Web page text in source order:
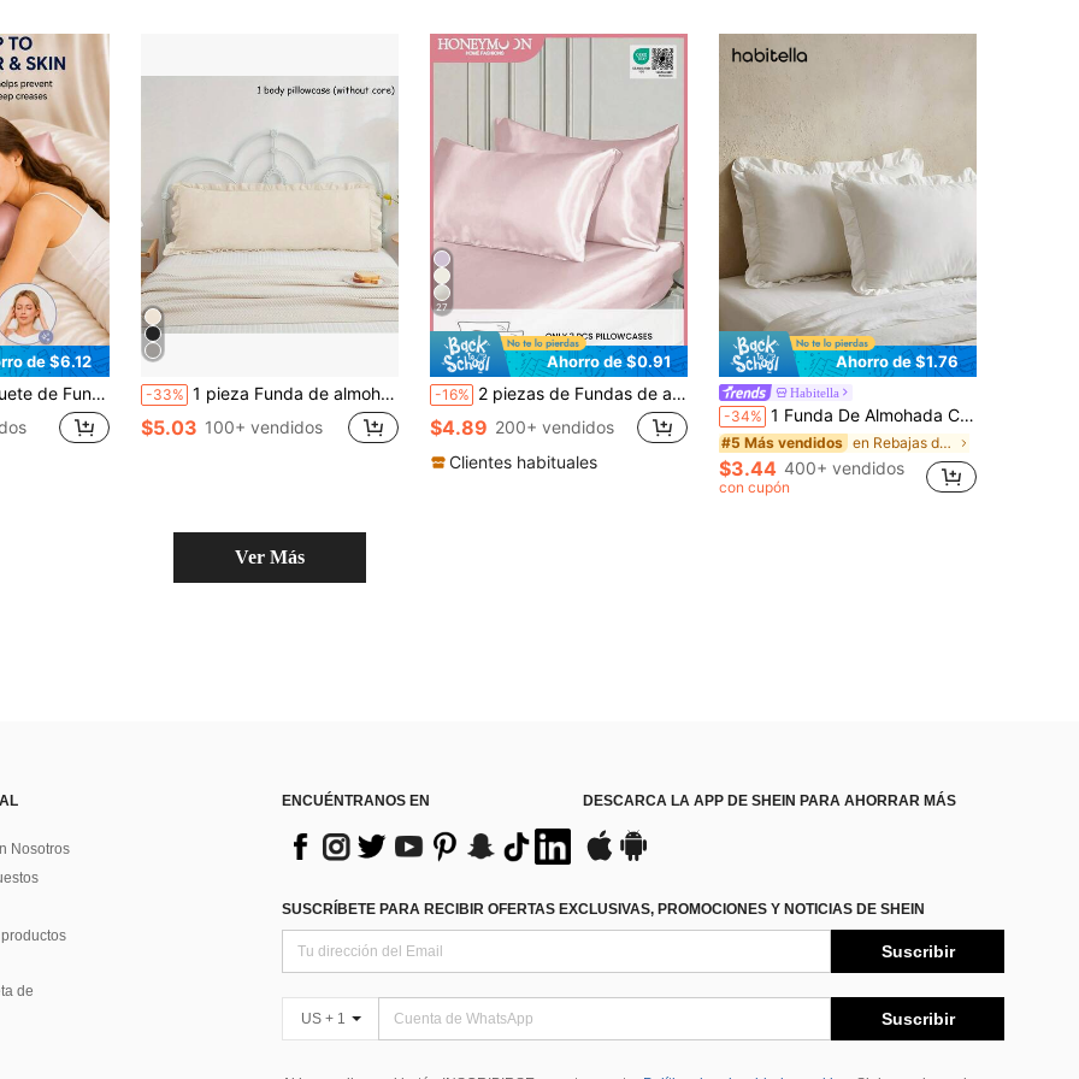
de $6.12
& Fibra de Pulpa de Madera, Fundas de Almohada de Seda Suave de Doble Cara con Cremallera Oculta para Cabello, Piel & Sueño Anti-Frizz (Rosa) -33% 1 pieza Funda de almohada de Body con borde de volantes de unicolor (sin incluir el relleno de la almohada), 20in*54in Funda protectora de almohada de cabecera, Funda de almohada de bolsillo transpirable y cálida, apta para todas las estaciones, lavable a máquina, para el hogar, el dormitorio, funda de almohada de apoyo
$5.03 100+ vendidos
27
Ahorro de $0.91
-16% 2 piezas de Fundas de almohada de satén de lujo, suaves y transpirables, resistentes a las arrugas, protegen el cabello y la piel, mejoran la calidad del sueño, color rosa coral, certificado Oeko-Tex, sin relleno de almohada
$4.89 200+ vendidos
Clientes habituales
Ahorro de $1.76
Habitella
-34% 1 Funda De Almohada Con Borde Ondulado Lindo Para La Ropa De Cama
#5 Más vendidos en Rebajas de verano Fundas de almohada y fundas d
$3.44 400+ vendidos
con cupón
Ver Más
Nosotros
de
ENCUÉNTRANOS EN DESCARCA LA APP DE SHEIN PARA AHORRAR MÁS
SUSCRÍBETE PARA RECIBIR OFERTAS EXCLUSIVAS, PROMOCIONES Y NOTICIAS DE SHEIN
Suscribir
US + 1 Suscribir